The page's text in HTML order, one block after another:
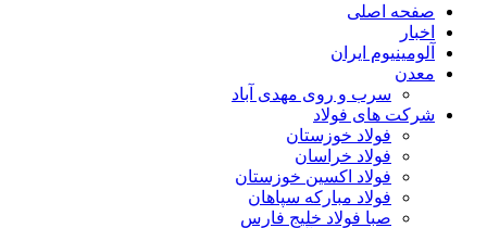
صفحه اصلی
اخبار
آلومینیوم ایران
معدن
سرب و روی مهدی آباد
شرکت های فولاد
فولاد خوزستان
فولاد خراسان
فولاد اکسین خوزستان
فولاد مبارکه سپاهان
صبا فولاد خلیج فارس